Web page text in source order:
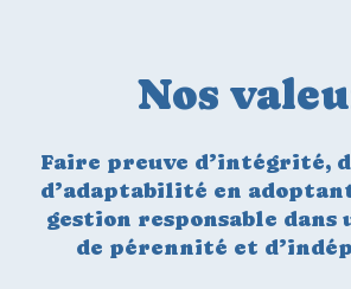
Nos
Faire preuve d’intégrité,
d’adaptabilité en
gestion responsable dans
de pérennité et